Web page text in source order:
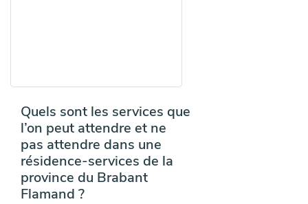
Quels sont les services que
l’on peut attendre et ne
pas attendre dans une
résidence-services de la
province du Brabant
Flamand ?